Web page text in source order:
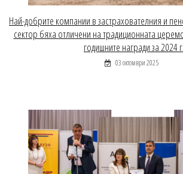
Най-добрите компании в застрахователния и
сектор бяха отличени на традиционната
годишните награди за 2024 г.
03 октомври 2025